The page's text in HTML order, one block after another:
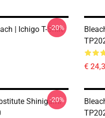
| Ichigo T-Shirt
-20%
€
Shinigami
-20%